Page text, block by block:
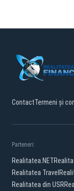
ContactTermeni și
Parteneri:
Realitatea.NET
Realitatea Travel
Realitatea din USR